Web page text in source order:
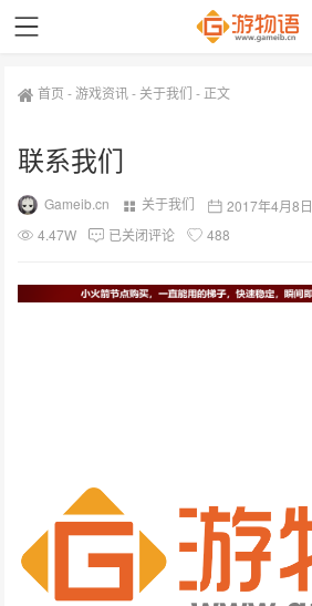
首页 -游戏资讯- 关于我们 - 正文
联系我们
Gameib.cn 关于我们
2017年4月8日
4.47W
已关闭评论 488